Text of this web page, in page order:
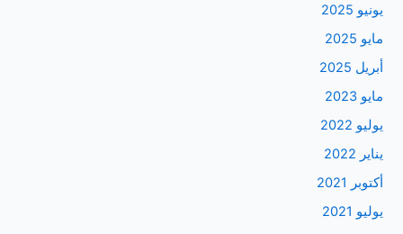
يونيو 2025
مايو 2025
أبريل 2025
مايو 2023
يوليو 2022
يناير 2022
أكتوبر 2021
يوليو 2021